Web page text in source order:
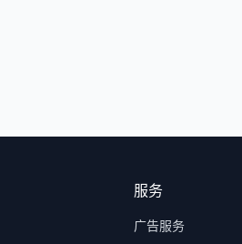
服务
广告服务